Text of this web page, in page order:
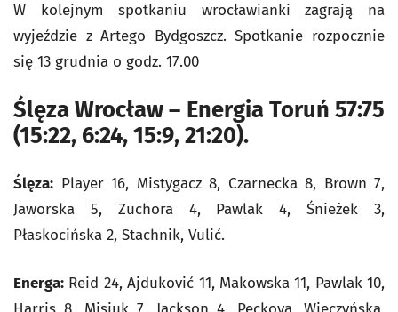
W kolejnym spotkaniu wrocławianki zagrają na
wyjeździe z Artego Bydgoszcz. Spotkanie rozpocznie
się 13 grudnia o godz. 17.00
Ślęza Wrocław – Energia Toruń 57:75
(15:22, 6:24, 15:9, 21:20).
Ślęza: Player 16, Mistygacz 8, Czarnecka 8, Brown 7,
Jaworska 5, Zuchora 4, Pawlak 4, Śnieżek 3,
Płaskocińska 2, Stachnik, Vulić.
Energa: Reid 24, Ajduković 11, Makowska 11, Pawlak 10,